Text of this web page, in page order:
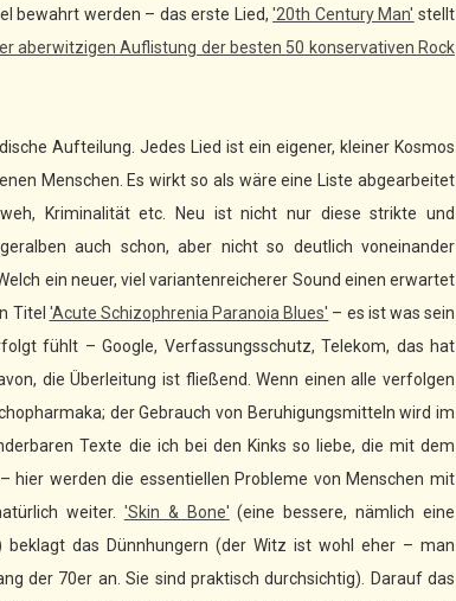
bewahrt werden – das erste Lied,'20th Century Man' stellt
aberwitzigen Auflistung der besten 50 konservativen Rock
Aufteilung. Jedes Lied ist ein eigener, kleiner Kosmos
Menschen. Es wirkt so als wäre eine Liste abgearbeitet
Kriminalität etc. Neu ist nicht nur diese strikte und
auch schon, aber nicht so deutlich voneinander
ein neuer, viel variantenreicherer Sound einen erwartet
Titel 'Acute Schizophrenia Paranoia Blues' – es ist was sein
fühlt – Google, Verfassungsschutz, Telekom, das hat
die Überleitung ist fließend. Wenn einen alle verfolgen
der Gebrauch von Beruhigungsmitteln wird im
Texte die ich bei den Kinks so liebe, die mit dem
hier werden die essentiellen Probleme von Menschen mit
weiter. 'Skin & Bone' (eine bessere, nämlich eine
das Dünnhungern (der Witz ist wohl eher – man
der 70er an. Sie sind praktisch durchsichtig). Darauf das